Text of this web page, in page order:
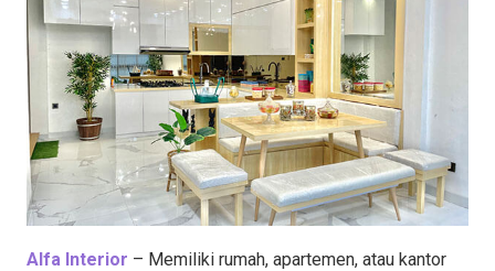
Alfa Interior – Memiliki rumah, apartemen, atau kantor